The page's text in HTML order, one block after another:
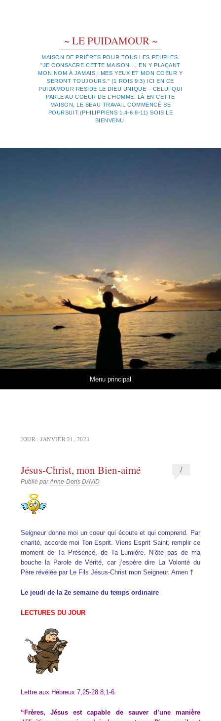
~ LE PUIDAMOUR ~
MAISON DE PRIÈRES POUR TOUS LES PEUPLES.
"JE CONSACRE CETTE MAISON…, EN Y PLAÇANT
MON NOM À JAMAIS ; MES YEUX ET MON COEUR Y
SERONT TOUJOURS." (1 ROIS 9:3) ICI EN CE
PUIDAMOUR RESIDE LE DIEU UNIQUE – CELUI QUI
PARLE AU COEUR DE L'HOMME. LÀ EN CETTE
MAISON, LE BEAU TRAVAIL COMMENCÉ SE
POURSUIT.(PHILIPPIENS 1,4-6.8-11) SOIS LE
BIENVENU.
Menu principal
JOUR :JANVIER 21, 2021
Jésus-Christ, mon Bien-aimé
Publié parAnne-Doris DAVID
1
Seigneur donne moi un coeur qui écoute et qui comprend. Par
charité, accorde moi Ton Esprit. Viens Esprit Saint, remplir ce
moment de Ta Présence, de Ta Lumière. N’ôte pas de ma
bouche la Parole de Vérité, car j’espère dire La Volonté du
Père révélée par Le Fils Jésus-Christ mon Seigneur. Amen †
Le jeudi de la 2e semaine du temps ordinaire
LECTURES DU JOUR
Lettre aux Hébreux 7,25-28.8,1-6.
“Frères, Jésus est capable de sauver d’une manière